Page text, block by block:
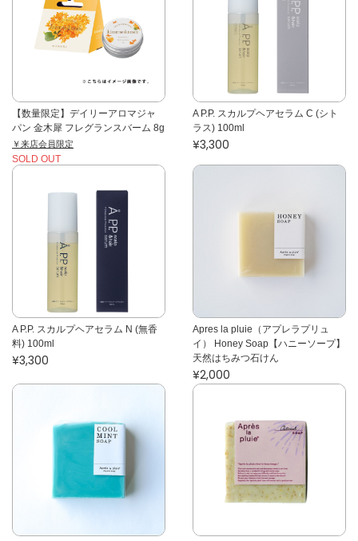
【数量限定】デイリーアロマジャ
パン 金木犀 フレグランスバーム 8g
￥来店会員限定
SOLD OUT
A P.P. スカルプヘアセラム C (シト
ラス) 100ml
¥3,300
A P.P. スカルプヘアセラム N (無香
料) 100ml
¥3,300
Apres la pluie（アプレラプリュ
イ） Honey Soap【ハニーソープ】
天然はちみつ石けん
¥2,000